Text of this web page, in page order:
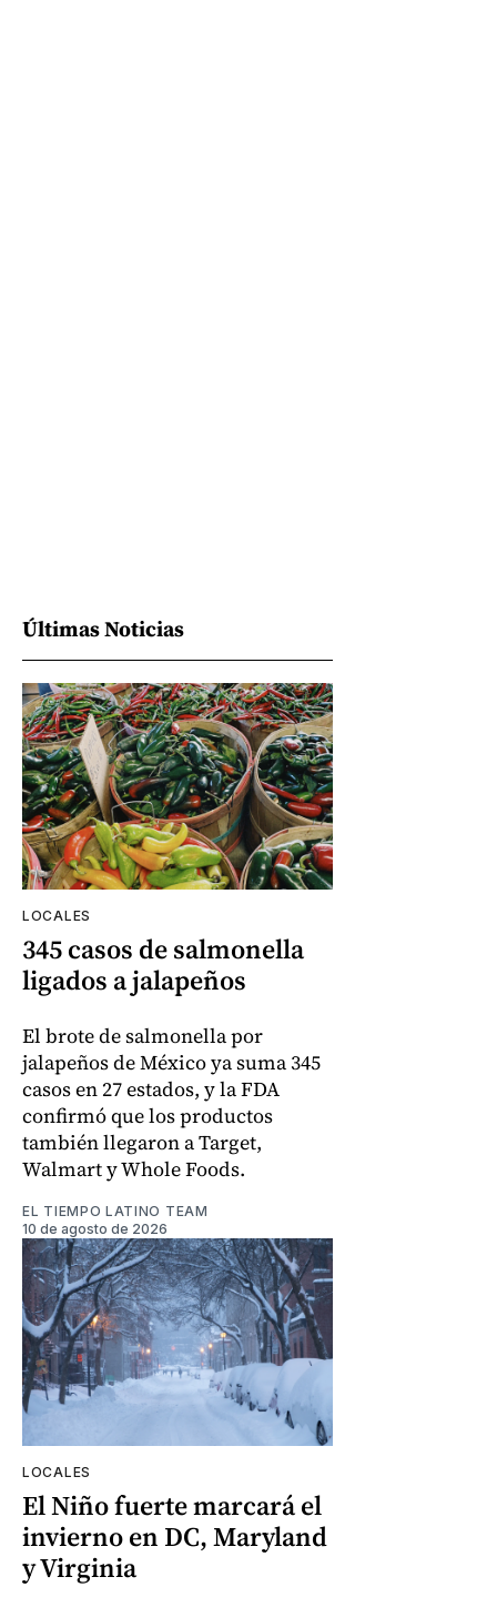
Últimas Noticias
LOCALES
345 casos de salmonella
ligados a jalapeños
El brote de salmonella por
jalapeños de México ya suma 345
casos en 27 estados, y la FDA
confirmó que los productos
también llegaron a Target,
Walmart y Whole Foods.
EL TIEMPO LATINO TEAM
10 de agosto de 2026
LOCALES
El Niño fuerte marcará el
invierno en DC, Maryland
y Virginia